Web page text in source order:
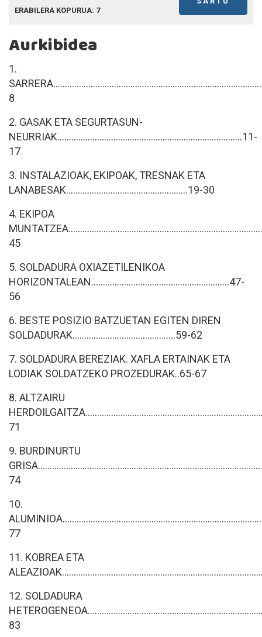
ERABILERA KOPURUA: 7
Aurkibidea
1.
8
2. GASAK ETA SEGURTASUN-
NEURRIAK...............................................................................11-
17
3. INSTALAZIOAK, EKIPOAK, TRESNAK ETA
LANABESAK....................................................19-30
4. EKIPOA
45
5. SOLDADURA OXIAZETILENIKOA
HORIZONTALEAN...........................................................47-
56
6. BESTE POSIZIO BATZUETAN EGITEN DIREN
SOLDADURAK............................................59-62
7. SOLDADURA BEREZIAK. XAFLA ERTAINAK ETA
LODIAK SOLDATZEKO PROZEDURAK..65-67
8. ALTZAIRU
71
9. BURDINURTU
74
10.
77
11. KOBREA ETA
12. SOLDADURA
83